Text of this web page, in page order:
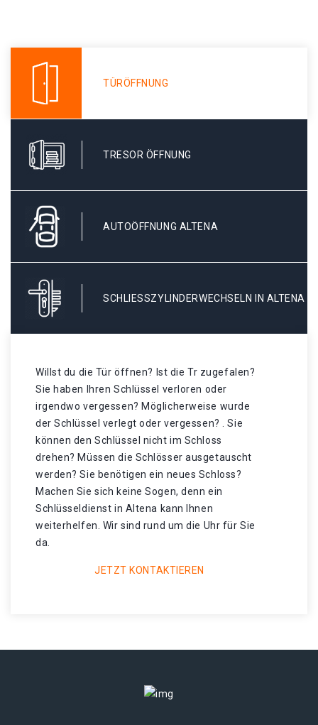
TÜRÖFFNUNG
TRESOR ÖFFNUNG
AUTOÖFFNUNG ALTENA
SCHLIESSZYLINDERWECHSELN IN ALTENA
Willst du die Tür öffnen? Ist die Tr zugefalen?
Sie haben Ihren Schlüssel verloren oder
irgendwo vergessen? Möglicherweise wurde
der Schlüssel verlegt oder vergessen? . Sie
können den Schlüssel nicht im Schloss
drehen? Müssen die Schlösser ausgetauscht
werden? Sie benötigen ein neues Schloss?
Machen Sie sich keine Sogen, denn ein
Schlüsseldienst in Altena kann Ihnen
weiterhelfen. Wir sind rund um die Uhr für Sie
da.
JETZT KONTAKTIEREN